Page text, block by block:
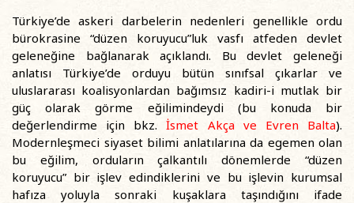
Türkiye’de askeri darbelerin nedenleri genellikle ordu
bürokrasine “düzen koruyucu”luk vasfı atfeden devlet
geleneğine bağlanarak açıklandı. Bu devlet geleneği
anlatısı Türkiye’de orduyu bütün sınıfsal çıkarlar ve
uluslararası koalisyonlardan bağımsız kadiri-i mutlak bir
güç olarak görme eğilimindeydi (bu konuda bir
değerlendirme için bkz.İsmet Akça ve Evren Balta).
Modernleşmeci siyaset bilimi anlatılarına da egemen olan
bu eğilim, orduların çalkantılı dönemlerde “düzen
koruyucu” bir işlev edindiklerini ve bu işlevin kurumsal
hafıza yoluyla sonraki kuşaklara taşındığını ifade